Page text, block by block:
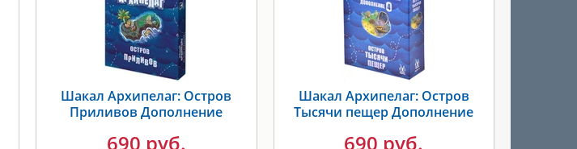
Шакал Архипелаг: Остров
Приливов Дополнение
690 руб.
Шакал Архипелаг: Остров
Тысячи пещер Дополнение
690 руб.